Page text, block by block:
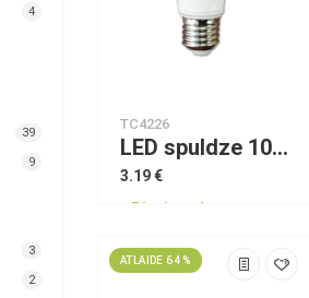
4
39
9
3
2
TC4226
LED spuldze 10W E27 A60 VTAC
3.19 €
Pieejams!
ATLAIDE 64 %